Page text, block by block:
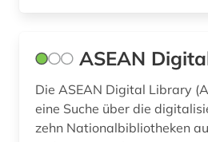
ASEAN
Die ASEAN Digital Library
eine Suche über die
zehn Nationalbibliotheken